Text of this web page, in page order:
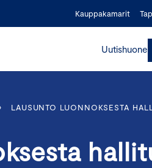
Kauppakamarit
Uutishuone
› LAUSUNTO LUONNOKSESTA